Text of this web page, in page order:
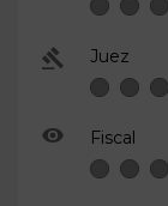
Juez
Fiscal